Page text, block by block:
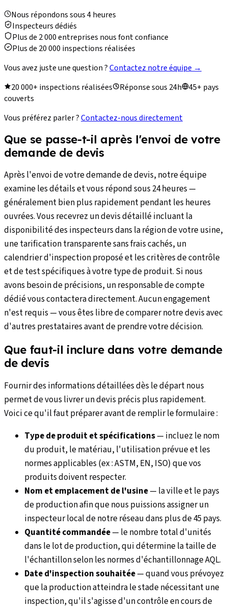
Nous répondons sous 4 heures
Inspecteurs dédiés
Plus de 2 000 entreprises nous font confiance
Plus de 20 000 inspections réalisées
Vous avez juste une question ?Contactez notre équipe →
20 000+ inspections réalisées
Réponse sous 24h
45+ pays
couverts
Vous préférez parler ?Contactez-nous directement
Que se passe-t-il après l'envoi de votre
demande de devis
Après l'envoi de votre demande de devis, notre équipe
examine les détails et vous répond sous 24 heures —
généralement bien plus rapidement pendant les heures
ouvrées. Vous recevrez un devis détaillé incluant la
disponibilité des inspecteurs dans la région de votre usine,
une tarification transparente sans frais cachés, un
calendrier d'inspection proposé et les critères de contrôle
et de test spécifiques à votre type de produit. Si nous
avons besoin de précisions, un responsable de compte
dédié vous contactera directement. Aucun engagement
n'est requis — vous êtes libre de comparer notre devis avec
d'autres prestataires avant de prendre votre décision.
Que faut-il inclure dans votre demande
de devis
Fournir des informations détaillées dès le départ nous
permet de vous livrer un devis précis plus rapidement.
Voici ce qu'il faut préparer avant de remplir le formulaire :
Type de produit et spécifications— incluez le nom
du produit, le matériau, l'utilisation prévue et les
normes applicables (ex : ASTM, EN, ISO) que vos
produits doivent respecter.
Nom et emplacement de l'usine— la ville et le pays
de production afin que nous puissions assigner un
inspecteur local de notre réseau dans plus de 45 pays.
Quantité commandée— le nombre total d'unités
dans le lot de production, qui détermine la taille de
l'échantillon selon les normes d'échantillonnage AQL.
Date d'inspection souhaitée—quand vous prévoyez
que la production atteindra le stade nécessitant une
inspection, qu'il s'agisse d'un contrôle en cours de